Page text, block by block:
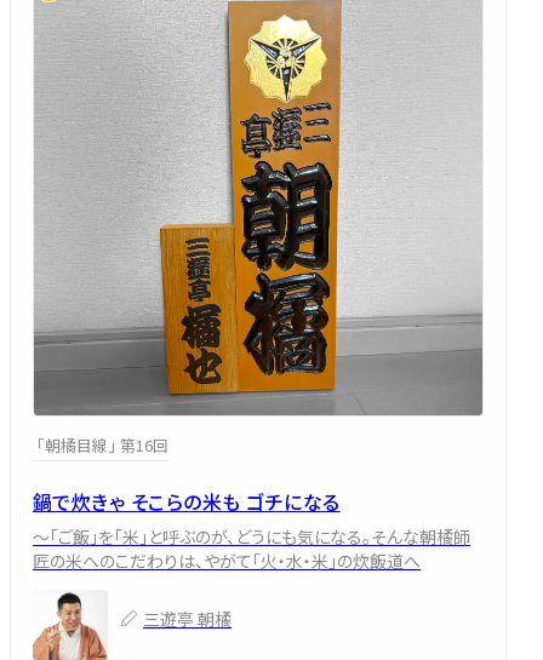
「朝橘目線」 第16回
鍋で炊きゃ そこらの米も ゴチになる
～「ご飯」を「米」と呼ぶのが、どうにも気になる。そんな朝橘師
匠の米へのこだわりは、やがて「火・水・米」の炊飯道へ
三遊亭 朝橘